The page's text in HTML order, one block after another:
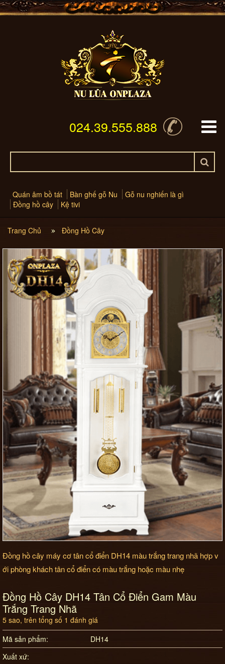
024.39.555.888
Quán âm bồ tát Bàn ghế gỗ Nu
Gỗ nu nghiến là gì
Đồng hồ cây
Kệ tivi
Trang Chủ Đồng Hồ Cây
Đồng hồ cây máy cơ tân cổ điển DH14 màu trắng trang nhã hợp v
ới phòng khách tân cổ điển có màu trắng hoặc màu nhẹ
Đồng Hồ Cây DH14 Tân Cổ Điển Gam Màu
Trắng Trang Nhã
5 sao, trên tổng số 1 đánh giá
Mã sản phẩm:
DH14
Xuất xứ: